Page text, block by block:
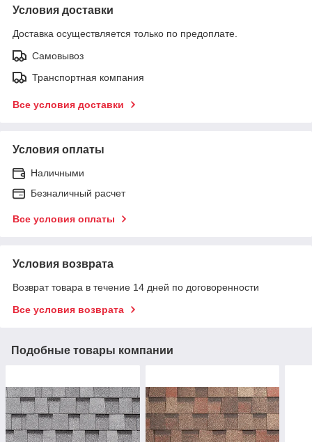
Условия доставки
Доставка осуществляется только по предоплате.
Самовывоз
Транспортная компания
Все условия доставки
Условия оплаты
Наличными
Безналичный расчет
Все условия оплаты
Условия возврата
Возврат товара в течение 14 дней по договоренности
Все условия возврата
Подобные товары компании